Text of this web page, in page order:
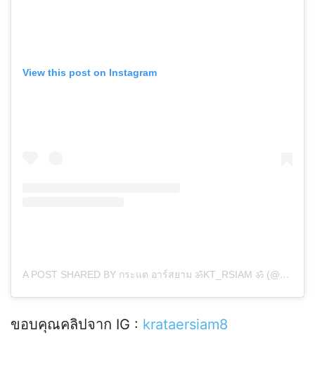
View this post on Instagram
A POST SHARED BY กระแต อาร์สยาม ॐKT_RSIAM ॐ (@KRATAERSIAM8)
ขอบคุณคลิปจาก IG : krataersiam8